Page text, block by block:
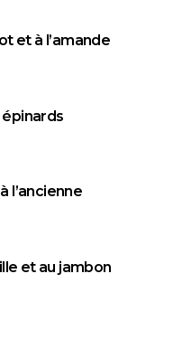
et à l’amande
l’ancienne
et au jambon